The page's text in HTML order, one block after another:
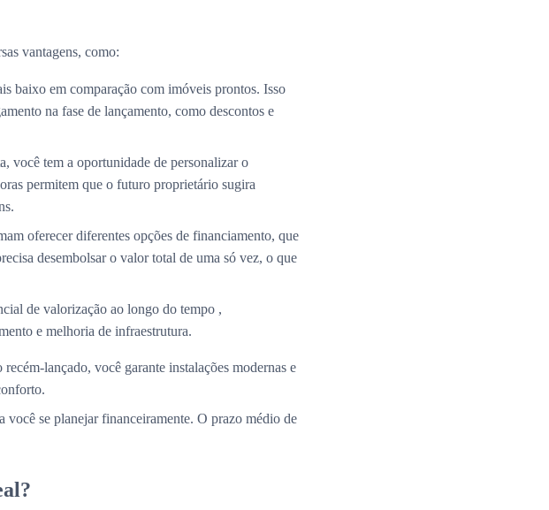
vantagens, como:
baixo em comparação com imóveis prontos. Isso
na fase de lançamento, como descontos e
você tem a oportunidade de personalizar o
permitem que o futuro proprietário sugira
oferecer diferentes opções de financiamento, que
desembolsar o valor total de uma só vez, o que
de valorização ao longo do tempo ,
e melhoria de infraestrutura.
lançado, você garante instalações modernas e
você se planejar financeiramente. O prazo médio de